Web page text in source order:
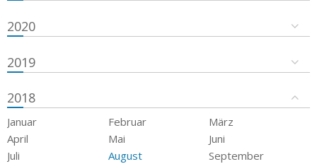
2020
2019
2018
Januar Februar
März
April
Mai
Juni
Juli
August
September